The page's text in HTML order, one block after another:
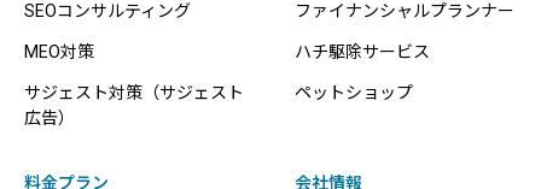
SEOコンサルティング
MEO対策
サジェスト対策（サジェスト
広告）
ファイナンシャルプランナー
ハチ駆除サービス
ペットショップ
料金プラン 会社情報